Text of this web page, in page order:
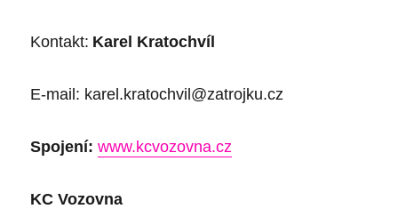
Kontakt: Karel Kratochvíl
E-mail: karel.kratochvil@zatrojku.cz
Spojení:www.kcvozovna.cz
KC Vozovna